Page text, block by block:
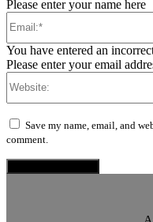
Please enter your name here
You have entered an
Please enter your email
Save my name, email, and
comment.